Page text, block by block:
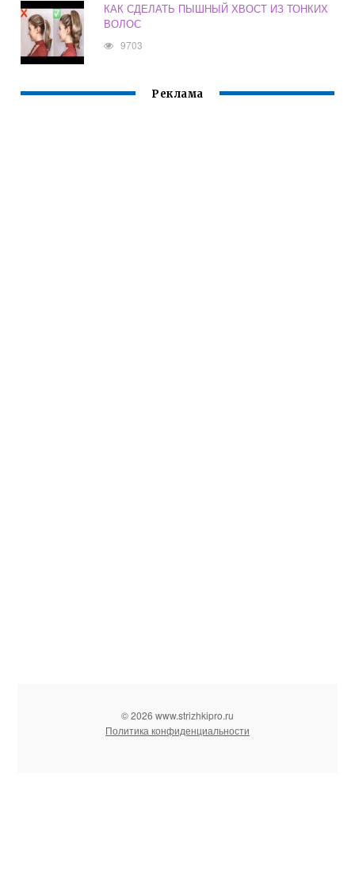
КАК СДЕЛАТЬ ПЫШНЫЙ ХВОСТ ИЗ ТОНКИХ
ВОЛОС
9703
Реклама
© 2026 www.strizhkipro.ru
Политика конфиденциальности